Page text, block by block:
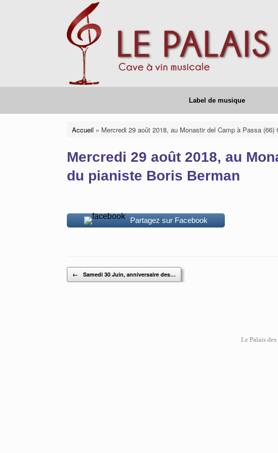
Label de musique
Accueil » Mercredi 29 août 2018, au Monastir del Camp à Passa
Mercredi 29 août 2018, au
du pianiste Boris Berman
Partagez sur Facebook
Post navigation
← Samedi 30 Juin, anniversaire des…
Le Palais